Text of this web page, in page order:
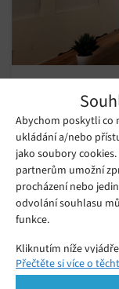
Abychom poskytli co
ukládání a/nebo
jako soubory
partnerům umožní
procházení nebo
odvolání souhlasu
funkce.
Kliknutím níže
podrobnější
Přečtěte si více o
Čtvrtek 19. 10. 2017
Společnosti
na projektu
rozšířené reality